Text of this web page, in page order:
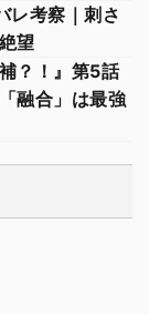
レ考察｜刺さ
望
？！』第5話
融合」は最強